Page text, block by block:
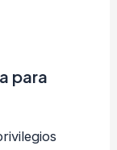
para